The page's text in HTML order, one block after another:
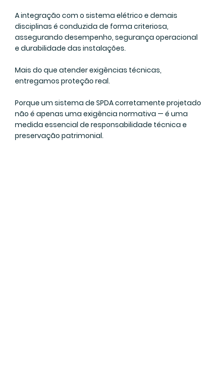
A integração com o sistema elétrico e demais
disciplinas é conduzida de forma criteriosa,
assegurando desempenho, segurança operacional
e durabilidade das instalações.
Mais do que atender exigências técnicas,
entregamos proteção real.
Porque um sistema de SPDA corretamente projetado
não é apenas uma exigência normativa — é uma
medida essencial de responsabilidade técnica e
preservação patrimonial.